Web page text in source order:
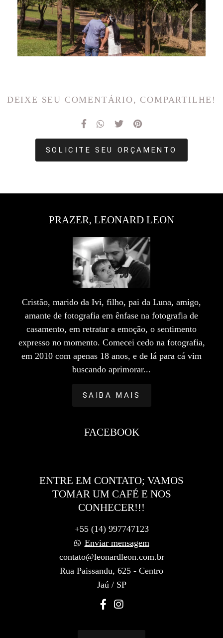
DEIXE SEU COMENTÁRIO, COMPARTILHE!
SOLICITE SEU ORÇAMENTO
PRAZER, LEONARD LEON
Cristão, marido da Ivi, filho, pai da Luna, amigo,
amante de fotografia em ênfase na fotografia de
casamento, em retratar a emoção, o sentimento
expresso no momento. Comecei cedo na fotografia,
em 2010 com apenas 18 anos, e de lá para cá vim
buscando aprimorar...
SAIBA MAIS
FACEBOOK
ENTRE EM CONTATO; VAMOS
TOMAR UM CAFÉ E NOS
CONHECER!!!
+55 (14) 997747123
Enviar mensagem
contato@leonardleon.com.br
Rua Paissandu, 625 - Centro
Jaú / SP